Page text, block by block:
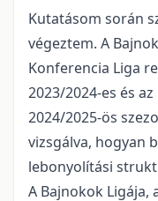
Kutatásom során
végeztem. A
Konferencia Liga
2023/2024-es és
2024/2025-ös
vizsgálva, hogyan
lebonyolítási
A Bajnokok Ligája,